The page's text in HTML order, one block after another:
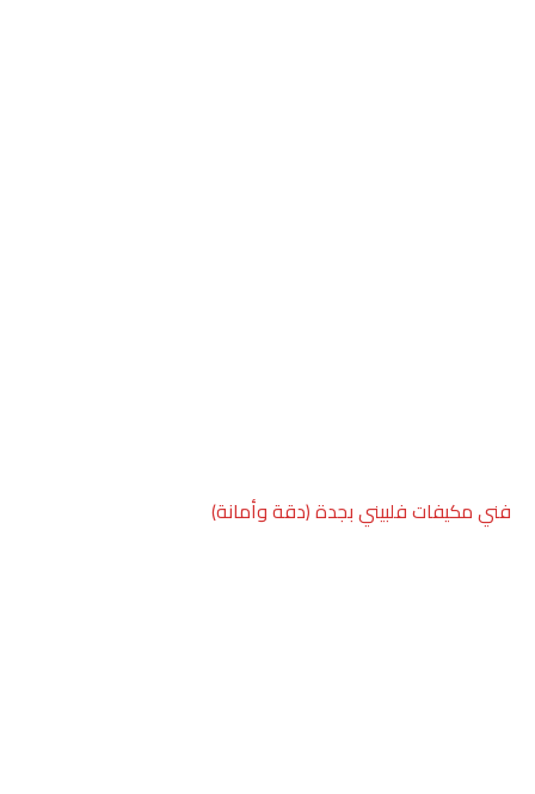
فني مكيفات فلبيني بجدة (دقة وأمانة)